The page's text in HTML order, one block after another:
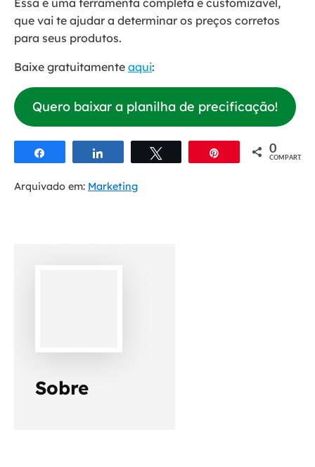
que vai te ajudar a determinar os preços corretos
para seus produtos.
Baixe gratuitamente aqui:
Quero baixar a planilha de precificação!
Compartilhar Compartilhar 0
COMPART.
Arquivado em: Marketing
Sobre